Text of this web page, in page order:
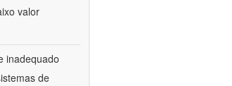
valor
inadequado
de